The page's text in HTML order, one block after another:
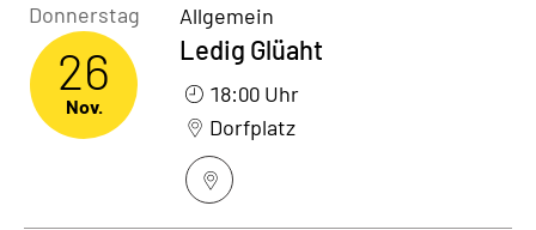
Donnerstag
26
Nov.
Ledig Glüaht
Allgemein
18:00 Uhr
Dorfplatz